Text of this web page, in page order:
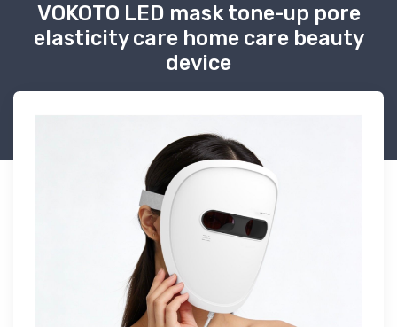
VOKOTO LED mask tone-up pore
elasticity care home care beauty
device